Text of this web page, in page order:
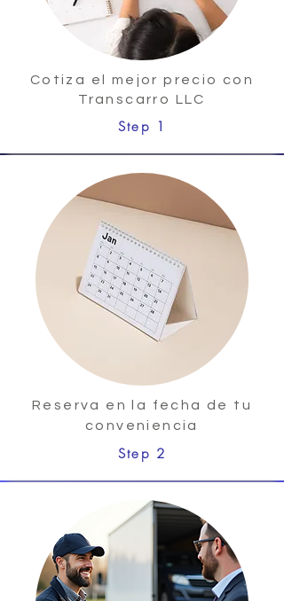
Cotiza el mejor precio con
Transcarro LLC
Step 1
Reserva en la fecha de tu
conveniencia
Step 2